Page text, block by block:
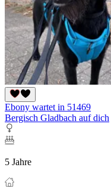
Ebony wartet in 51469
Bergisch Gladbach auf dich
5 Jahre